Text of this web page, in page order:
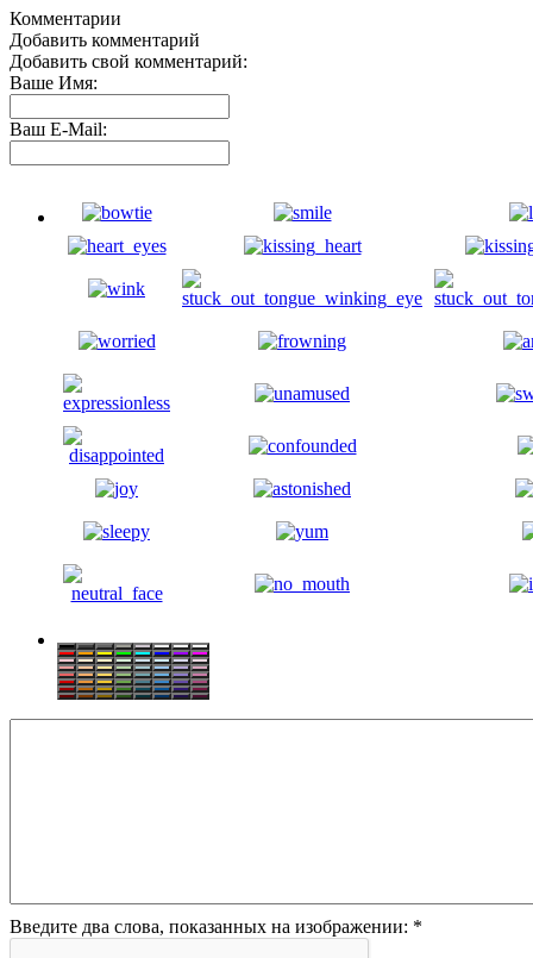
Комментарии
Добавить комментарий
Добавить свой комментарий:
Ваше Имя:
Ваш E-Mail:
Введите два слова, показанных на изображении: *